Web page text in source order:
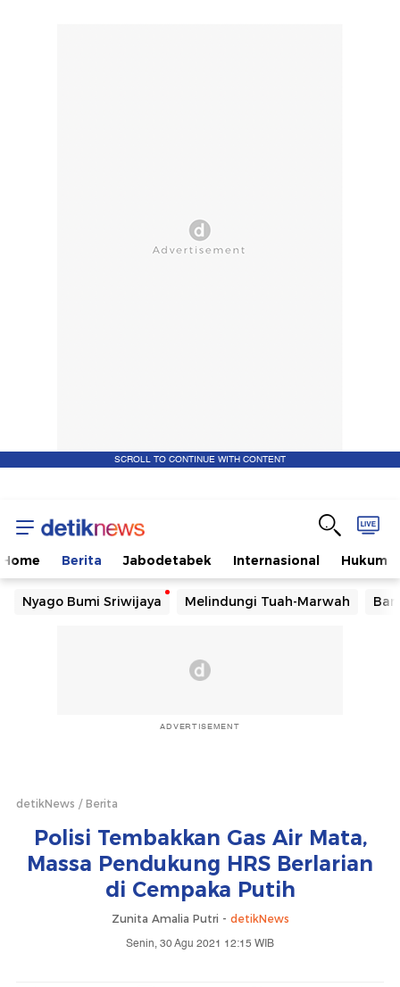
SCROLL TO CONTINUE WITH CONTENT
Home Berita Jabodetabek Internasional Hukum
Nyago Bumi Sriwijaya Melindungi Tuah-Marwah
ADVERTISEMENT
detikNews Berita
Polisi Tembakkan Gas Air Mata,
Massa Pendukung HRS Berlarian
di Cempaka Putih
Zunita Amalia Putri - detikNews
Senin, 30 Agu 2021 12:15 WIB